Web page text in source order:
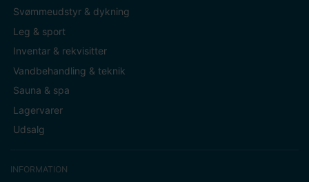
Svømmeudstyr & dykning
Leg & sport
Inventar & rekvisitter
Vandbehandling & teknik
Sauna & spa
Lagervarer
Udsalg
INFORMATION